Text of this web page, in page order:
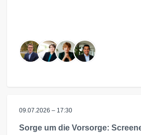
09.07.2026 – 17:30
Sorge um die Vorsorge: